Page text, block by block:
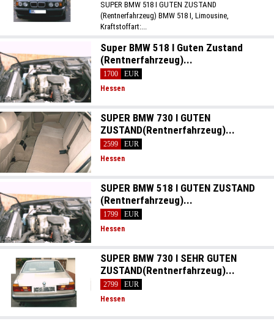
SUPER BMW 518 I GUTEN ZUSTAND
(Rentnerfahrzeug) BMW 518 I, Limousine,
Kraftstoffart:...
Super BMW 518 I Guten Zustand
(Rentnerfahrzeug)...
1700
EUR
Hessen
SUPER BMW 730 I GUTEN
ZUSTAND(Rentnerfahrzeug)...
2599
EUR
Hessen
SUPER BMW 518 I GUTEN ZUSTAND
(Rentnerfahrzeug)...
1799
EUR
Hessen
SUPER BMW 730 I SEHR GUTEN
ZUSTAND(Rentnerfahrzeug)...
2799
EUR
Hessen